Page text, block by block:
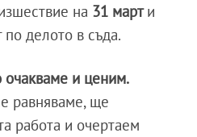
на 31 марти
делото в съда.
очакваме и ценим.
равняваме, ще
работа и очертаем